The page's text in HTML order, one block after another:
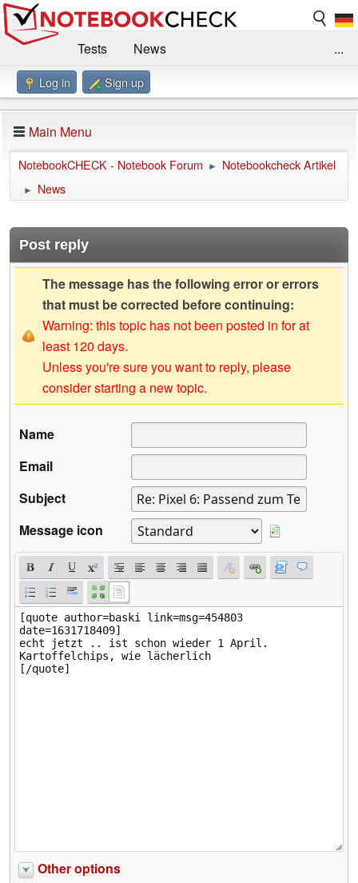
Tests
News
Benchmarks / Technik
Forum
Impressum
...
Log in Sign up
Main Menu
NotebookCHECK - Notebook Forum ► Notebookcheck Artikel
► News
Post reply
The message has the following error or errors
that must be corrected before continuing:
Warning: this topic has not been posted in for at
least 120 days.
Unless you're sure you want to reply, please
consider starting a new topic.
Name
Email
Subject
Message icon
Other options